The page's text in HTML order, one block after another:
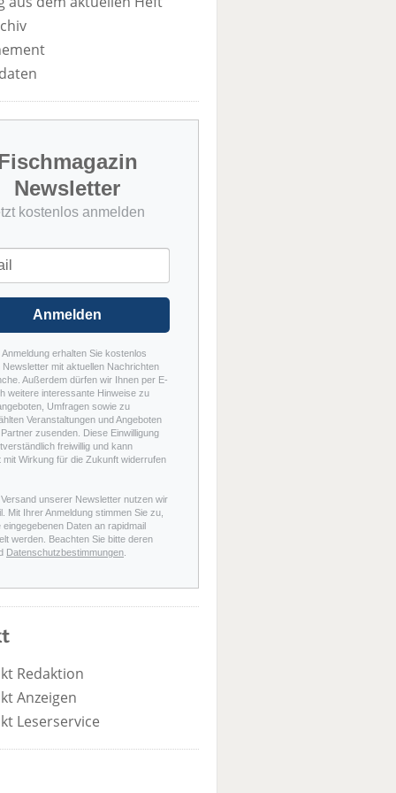
Newsletter
kostenlos anmelden
Anmelden
Anmeldung erhalten Sie kostenlos
Newsletter mit aktuellen Nachrichten
Außerdem dürfen wir Ihnen per E-
weitere interessante Hinweise zu
Umfragen sowie zu
Veranstaltungen und Angeboten
zusenden. Diese Einwilligung
freiwillig und kann
mit Wirkung für die Zukunft widerrufen
Versand unserer Newsletter nutzen wir
Mit Ihrer Anmeldung stimmen Sie zu,
eingegebenen Daten an rapidmail
werden. Beachten Sie bitte deren
Datenschutzbestimmungen
Redaktion
Anzeigen
Leserservice